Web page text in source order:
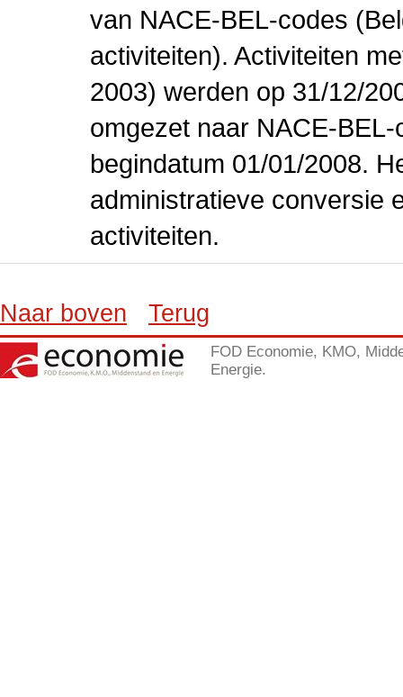
van NACE-BEL-codes
activiteiten). Activiteiten
2003) werden op 31/12/
omgezet naar NACE-
begindatum 01/01/2008.
administratieve conversie
activiteiten.
Naar boven Terug
FOD Economie, KMO,
Energie.